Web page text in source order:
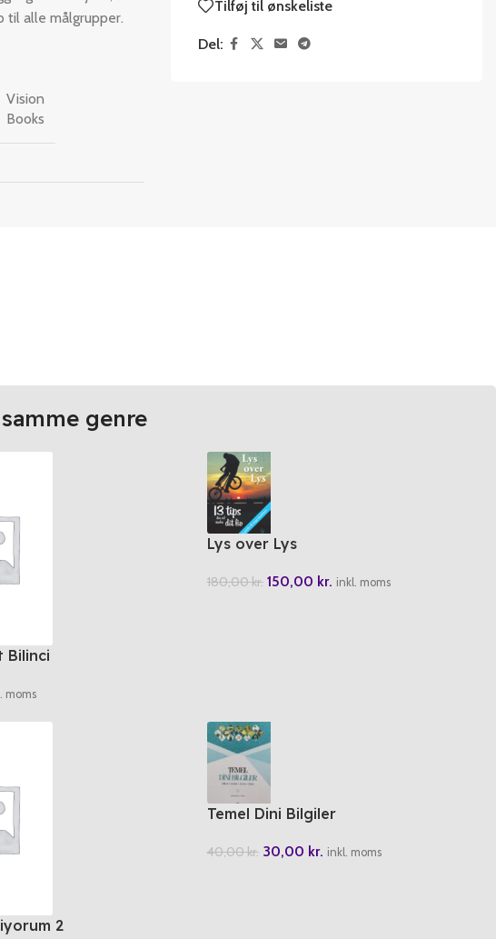
til alle målgrupper.
Vision
Books
Tilføj til ønskeliste
Del:
genre
Bilinci
moms
Lys over Lys
180,00kr. 150,00 kr. inkl. moms
2
Temel Dini Bilgiler
40,00kr. 30,00 kr. inkl. moms